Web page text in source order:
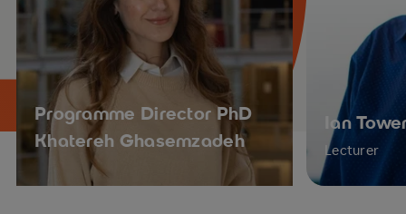
Programme Director PhD
Khatereh Ghasemzadeh
Ian
Lecturer